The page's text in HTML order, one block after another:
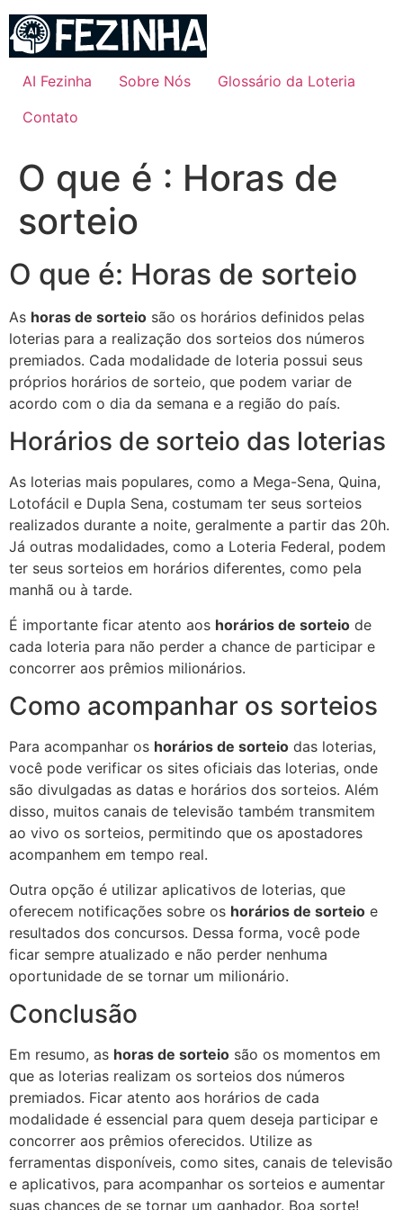
para
conteúdo
AI Fezinha Sobre Nós
Glossário da Loteria
Contato
O que é : Horas de
sorteio
O que é: Horas de sorteio
As horas de sorteio são os horários definidos pelas
loterias para a realização dos sorteios dos números
premiados. Cada modalidade de loteria possui seus
próprios horários de sorteio, que podem variar de
acordo com o dia da semana e a região do país.
Horários de sorteio das loterias
As loterias mais populares, como a Mega-Sena, Quina,
Lotofácil e Dupla Sena, costumam ter seus sorteios
realizados durante a noite, geralmente a partir das 20h.
Já outras modalidades, como a Loteria Federal, podem
ter seus sorteios em horários diferentes, como pela
manhã ou à tarde.
É importante ficar atento aos horários de sorteio de
cada loteria para não perder a chance de participar e
concorrer aos prêmios milionários.
Como acompanhar os sorteios
Para acompanhar os horários de sorteio das loterias,
você pode verificar os sites oficiais das loterias, onde
são divulgadas as datas e horários dos sorteios. Além
disso, muitos canais de televisão também transmitem
ao vivo os sorteios, permitindo que os apostadores
acompanhem em tempo real.
Outra opção é utilizar aplicativos de loterias, que
oferecem notificações sobre os horários de sorteio e
resultados dos concursos. Dessa forma, você pode
ficar sempre atualizado e não perder nenhuma
oportunidade de se tornar um milionário.
Conclusão
Em resumo, as horas de sorteio são os momentos em
que as loterias realizam os sorteios dos números
premiados. Ficar atento aos horários de cada
modalidade é essencial para quem deseja participar e
concorrer aos prêmios oferecidos. Utilize as
ferramentas disponíveis, como sites, canais de televisão
e aplicativos, para acompanhar os sorteios e aumentar
suas chances de se tornar um ganhador. Boa sorte!